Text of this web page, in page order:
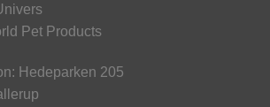
Pet Products
Hedeparken 205